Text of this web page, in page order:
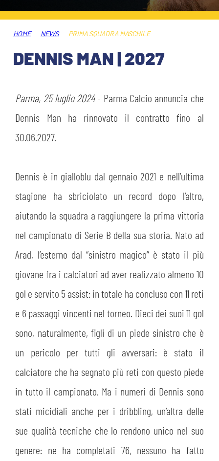
INFO BIGLIETTI
MUSEUM CLUB EXPERIENCE
TARDINI CARD
INFORMAZIONI ACCREDITI
TICKET GIFT CARD
SHOP
HOSPITALITY
MUSEUM CLUB EXPERIENCE
IL CLUB
ORGANIGRAMMA
STORIA
MUTTI TRAINING CENTER
STORE
MUSEO
SLO
LAVORA CON NOI
INFORMATIVA FINANZIARIA
STADIO TARDINI
PLAY GREEN
CSR
ACADEMY
LEGENDS
PARTNER
MEDIA
HOME NEWS PRIMA SQUADRA MASCHILE
DENNIS MAN | 2027
Parma, 25 luglio 2024- Parma Calcio annuncia che
Dennis Man ha rinnovato il contratto fino al
30.06.2027.
Dennis è in gialloblu dal gennaio 2021 e nell’ultima
stagione ha sbriciolato un record dopo l’altro,
aiutando la squadra a raggiungere la prima vittoria
nel campionato di Serie B della sua storia. Nato ad
Arad, l’esterno dal “sinistro magico” è stato il più
giovane fra i calciatori ad aver realizzato almeno 10
gol e servito 5 assist: in totale ha concluso con 11 reti
e 6 passaggi vincenti nel torneo. Dieci dei suoi 11 gol
sono, naturalmente, figli di un piede sinistro che è
un pericolo per tutti gli avversari: è stato il
calciatore che ha segnato più reti con questo piede
in tutto il campionato. Ma i numeri di Dennis sono
stati micidiali anche per i dribbling, un’altra delle
sue qualità tecniche che lo rendono unico nel suo
genere: ne ha completati 76, nessuno ha fatto